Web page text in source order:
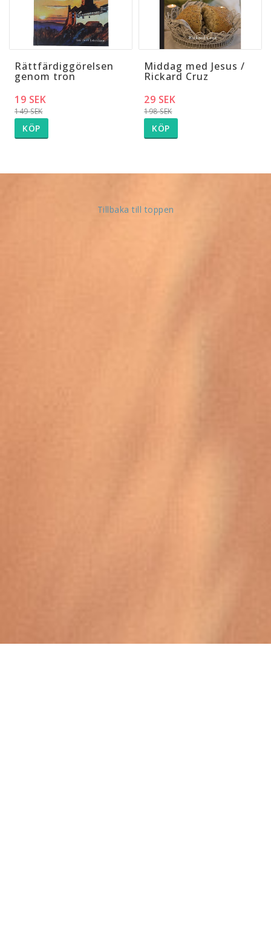
Rättfärdiggörelsen
genom tron
149 SEK
19 SEK
KÖP
Middag med Jesus /
Rickard Cruz
198 SEK
29 SEK
KÖP
Tillbaka till toppen